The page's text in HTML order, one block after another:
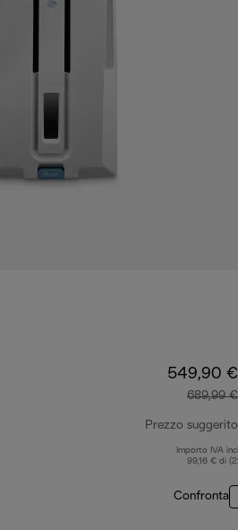
549,90 €
689,99 €
Prezzo suggerito
Importo IVA
99,16 € di
Confronta